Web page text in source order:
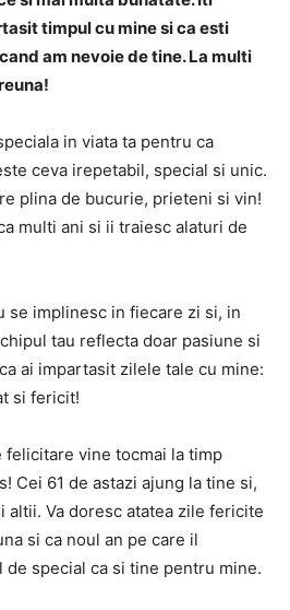
timpul cu mine si ca esti
am nevoie de tine. La multi
in viata ta pentru ca
ceva irepetabil, special si unic.
plina de bucurie, prieteni si vin!
multi ani si ii traiesc alaturi de
se implinesc in fiecare zi si, in
tau reflecta doar pasiune si
ai impartasit zilele tale cu mine:
si fericit!
felicitare vine tocmai la timp
Cei 61 de astazi ajung la tine si,
altii. Va doresc atatea zile fericite
si ca noul an pe care il
de special ca si tine pentru mine.